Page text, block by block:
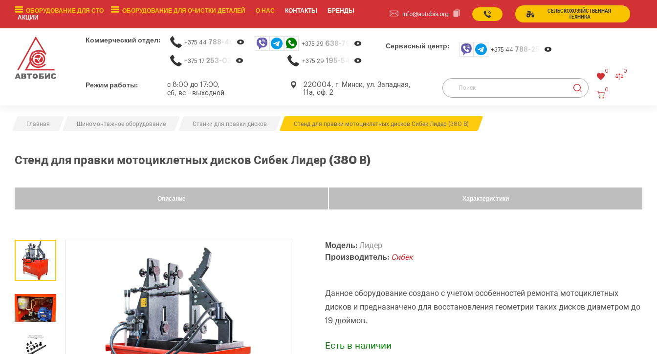
ОБОРУДОВАНИЕ ДЛЯ СТО ОБОРУДОВАНИЕ ДЛЯ ОЧИСТКИ ДЕТАЛЕЙ О НАС КОНТАКТЫ
БРЕНДЫ
АКЦИИ
info@autobis.org
СЕЛЬСКОХОЗЯЙСТВЕННАЯ
ТЕХНИКА
Коммерческий отдел: +375 44 788-40-13
+375 17 253-03-26
+375 29 638-79-23
+375 29 195-54-65
Сервисный центр:
+375 44 788-25-99
Режим работы:
с 8:00 до 17:00,
сб, вс - выходной
220004, г. Минск, ул. Западная,
11а, оф. 2
0 0
0
Главная Шиномонтажное оборудование Станки для правки дисков Стенд для правки мотоциклетных дисков Сибек Лидер (380 В)
Стенд для правки мотоциклетных дисков Сибек Лидер (380 В)
Описание Характеристики
Модель: Лидер
Производитель: Сибек
Данное оборудование создано с учетом особенностей ремонта мотоциклетных
дисков и предназначено для восстановления геометрии таких дисков диаметром до
19 дюймов.
Есть в наличии